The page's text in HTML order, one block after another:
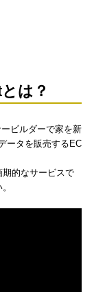
は？
ビルダーで家を新
ータを販売するEC
期的なサービスで